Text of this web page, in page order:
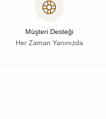
Müşteri Desteği
Her Zaman Yanınızda